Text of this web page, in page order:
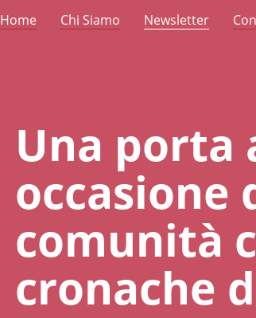
Home Chi Siamo Newsletter
Una porta
occasione
comunità
cronache